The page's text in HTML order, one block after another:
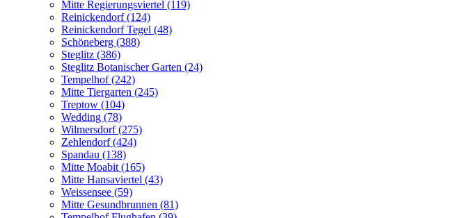
Mitte Regierungsviertel (119)
Reinickendorf (124)
Reinickendorf Tegel (48)
Schöneberg (388)
Steglitz (386)
Steglitz Botanischer Garten (24)
Tempelhof (242)
Mitte Tiergarten (245)
Treptow (104)
Wedding (78)
Wilmersdorf (275)
Zehlendorf (424)
Spandau (138)
Mitte Moabit (165)
Mitte Hansaviertel (43)
Weissensee (59)
Mitte Gesundbrunnen (81)